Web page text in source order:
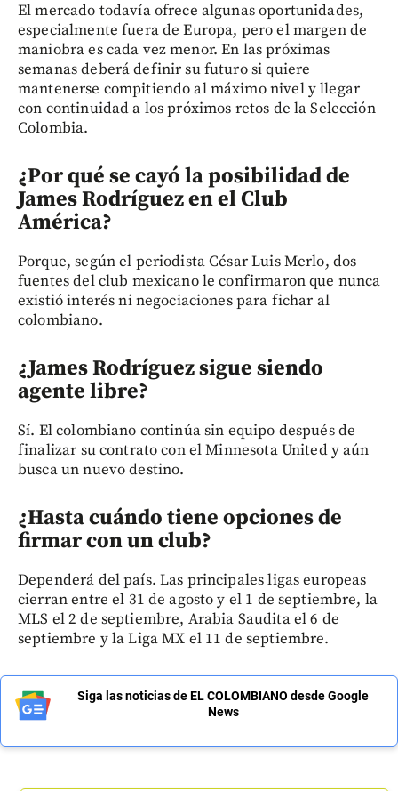
El mercado todavía ofrece algunas oportunidades,
especialmente fuera de Europa, pero el margen de
maniobra es cada vez menor. En las próximas
semanas deberá definir su futuro si quiere
mantenerse compitiendo al máximo nivel y llegar
con continuidad a los próximos retos de la Selección
Colombia.
¿Por qué se cayó la posibilidad de
James Rodríguez en el Club
América?
Porque, según el periodista César Luis Merlo, dos
fuentes del club mexicano le confirmaron que nunca
existió interés ni negociaciones para fichar al
colombiano.
¿James Rodríguez sigue siendo
agente libre?
Sí. El colombiano continúa sin equipo después de
finalizar su contrato con el Minnesota United y aún
busca un nuevo destino.
¿Hasta cuándo tiene opciones de
firmar con un club?
Dependerá del país. Las principales ligas europeas
cierran entre el 31 de agosto y el 1 de septiembre, la
MLS el 2 de septiembre, Arabia Saudita el 6 de
septiembre y la Liga MX el 11 de septiembre.
Siga las noticias de EL COLOMBIANO desde Google
News